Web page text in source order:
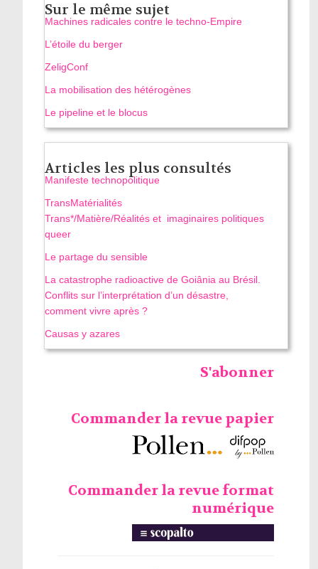
Sur le même sujet
Machines radicales contre le techno-Empire
L’étoile du berger
ZeligConf
La mobilisation des hétérogènes
Le pipeline et le blocus
Articles les plus consultés
Manifeste technopolitique
TransMatérialités
Trans*/Matière/Réalités et imaginaires politiques
queer
Le partage du sensible
La catastrophe radioactive de Goiânia au Brésil.
Conflits sur l’interprétation d’un désastre,
comment vivre après ?
Causas y azares
S'abonner
Commander la revue papier
Commander la revue format
numérique